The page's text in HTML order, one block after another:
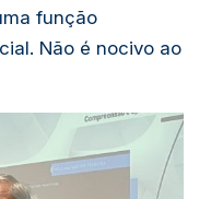
função
Não é nocivo ao